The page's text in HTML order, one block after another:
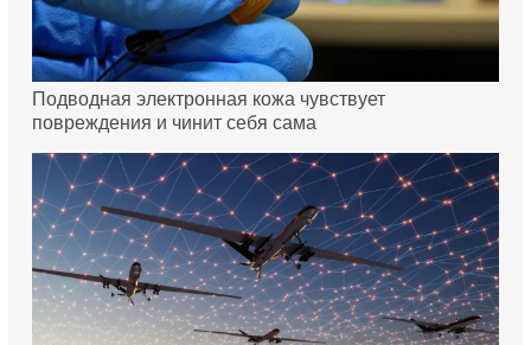
Подводная электронная кожа чувствует
повреждения и чинит себя сама